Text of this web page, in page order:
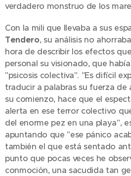
verdadero monstruo de los
Con la mili que llevaba a sus
Tendero, su análisis no
hora de describir los efectos
personal su visionado, que
"psicosis colectiva". "Es difícil
traducir a palabras su fuerza de
su comienzo, hace que el
alerta en ese terror colectivo
del enorme pez en una playa",
apuntando que "ese pánico
también el que está sentado
punto que pocas veces he
conmoción, una sacudida tan